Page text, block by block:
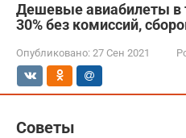
Дешевые авиабилеты в
30% без комиссий,
Опубликовано: 27 Сен 2021
Советы